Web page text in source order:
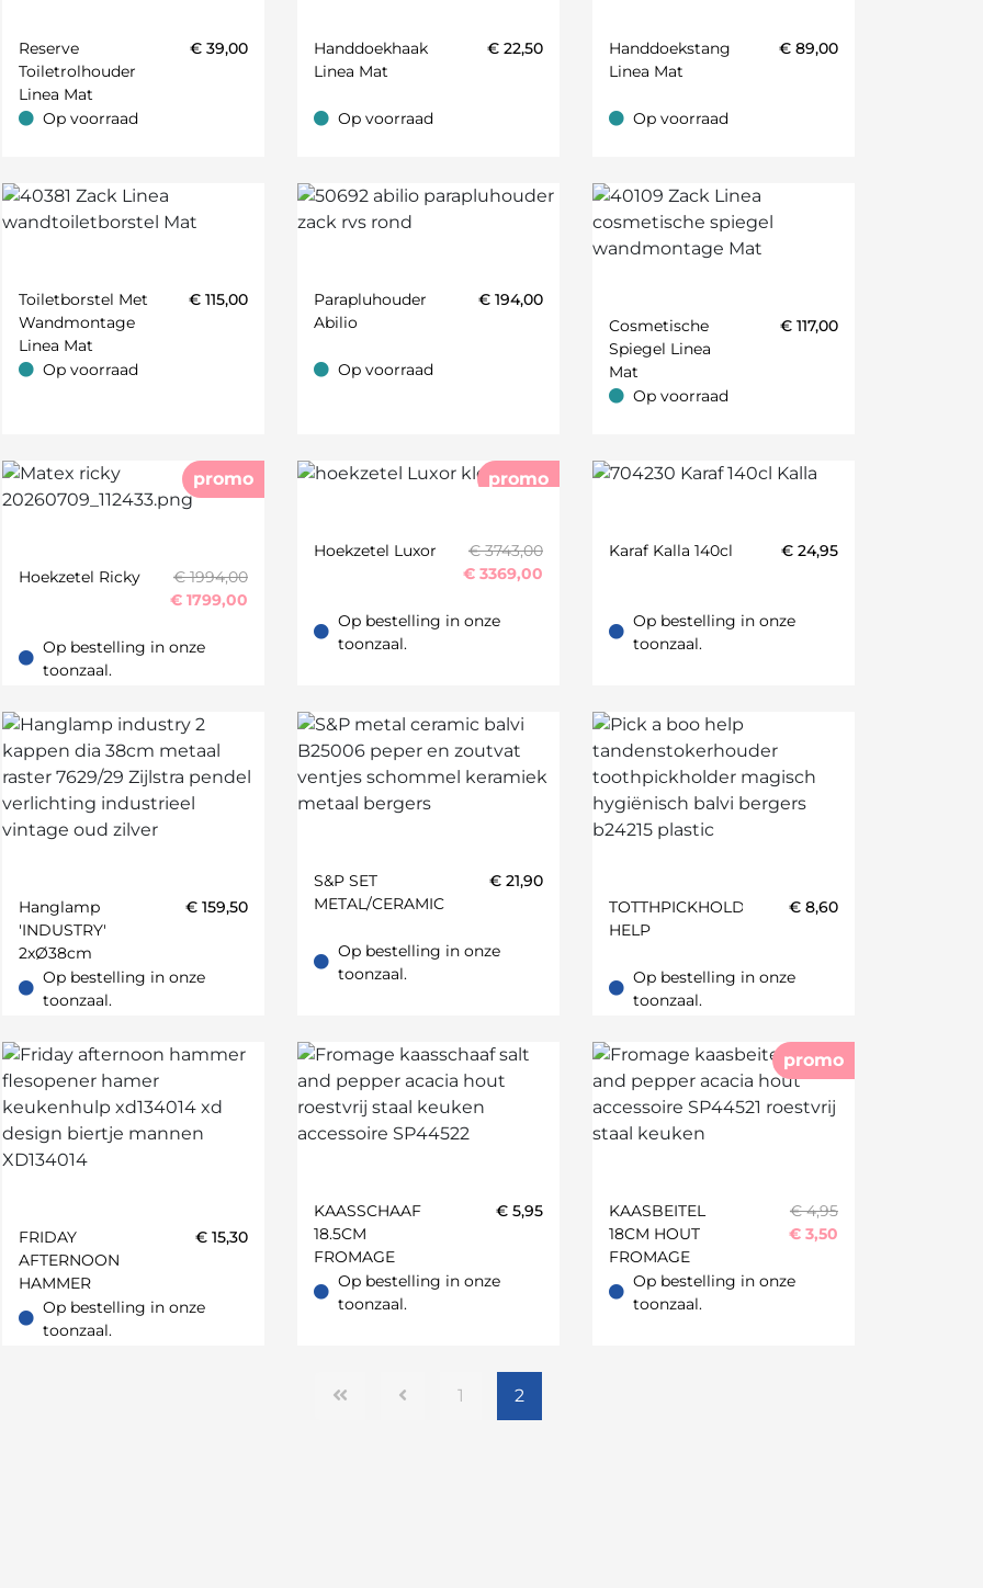
Reserve
Toiletrolhouder
Linea Mat
€ 39,00
Op voorraad
Op voorraad
Handdoekhaak
Linea Mat
€ 22,50
Op voorraad
Op voorraad
Handdoekstang
Linea Mat
€ 89,00
Op voorraad
Op voorraad
Toiletborstel Met
Wandmontage
Linea Mat
€ 115,00
Op voorraad
Op voorraad
Parapluhouder
Abilio
€ 194,00
Op voorraad
Op voorraad
Cosmetische
Spiegel Linea
Mat
€ 117,00
Op voorraad
Op voorraad
promo
Hoekzetel Ricky
€ 1994,00
€ 1799,00
Op bestelling in onze toonzaal.
Op bestelling in onze
toonzaal.
promo
Hoekzetel Luxor
€ 3743,00
€ 3369,00
Op bestelling in onze toonzaal.
Op bestelling in onze
toonzaal.
Karaf Kalla 140cl € 24,95
Op bestelling in onze toonzaal.
Op bestelling in onze
toonzaal.
Hanglamp
'INDUSTRY'
2xØ38cm
€ 159,50
Op bestelling in onze toonzaal.
Op bestelling in onze
toonzaal.
S&P SET
METAL/CERAMIC
€ 21,90
Op bestelling in onze toonzaal.
Op bestelling in onze
toonzaal.
TOTTHPICKHOLDER
HELP
€ 8,60
Op bestelling in onze toonzaal.
Op bestelling in onze
toonzaal.
FRIDAY
AFTERNOON
HAMMER
€ 15,30
Op bestelling in onze toonzaal.
Op bestelling in onze
toonzaal.
KAASSCHAAF
18.5CM
FROMAGE
€ 5,95
Op bestelling in onze toonzaal.
Op bestelling in onze
toonzaal.
promo
KAASBEITEL
18CM HOUT
FROMAGE
€ 4,95
€ 3,50
Op bestelling in onze toonzaal.
Op bestelling in onze
toonzaal.
1 2